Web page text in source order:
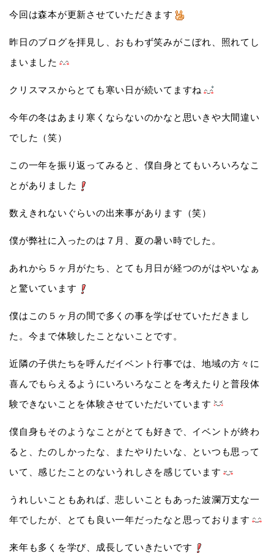
今回は森本が更新させていただきます
昨日のブログを拝見し、おもわず笑みがこぼれ、照れてし
まいました
クリスマスからとても寒い日が続いてますね
今年の冬はあまり寒くならないのかなと思いきや大間違い
でした（笑）
この一年を振り返ってみると、僕自身とてもいろいろなこ
とがありました
数えきれないぐらいの出来事があります（笑）
僕が弊社に入ったのは７月、夏の暑い時でした。
あれから５ヶ月がたち、とても月日が経つのがはやいなぁ
と驚いています
僕はこの５ヶ月の間で多くの事を学ばせていただきまし
た。今まで体験したことないことです。
近隣の子供たちを呼んだイベント行事では、地域の方々に
喜んでもらえるようにいろいろなことを考えたりと普段体
験できないことを体験させていただいています
僕自身もそのようなことがとても好きで、イベントが終わ
ると、たのしかったな、またやりたいな、といつも思って
いて、感じたことのないうれしさを感じています
うれしいこともあれば、悲しいこともあった波瀾万丈な一
年でしたが、とても良い一年だったなと思っております
来年も多くを学び、成長していきたいです